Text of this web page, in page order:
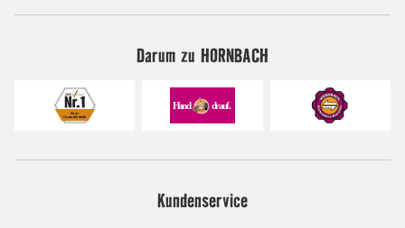
Darum zu HORNBACH
Kundenservice